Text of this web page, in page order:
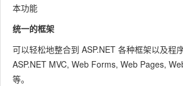
本功能
统一的框架
可以轻松地整合到 ASP.NET 各种框架以及程
ASP.NET MVC, Web Forms, Web Pages,
等。